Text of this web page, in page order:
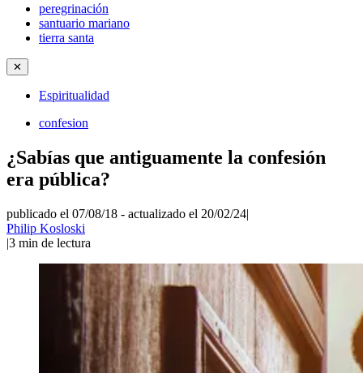
peregrinación
santuario mariano
tierra santa
✕
Espiritualidad
confesion
¿Sabías que antiguamente la confesión
era pública?
publicado el 07/08/18 - actualizado el 20/02/24|
Philip Kosloski
|3 min de lectura